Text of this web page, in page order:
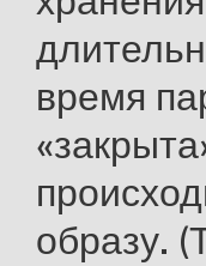
время
образу.